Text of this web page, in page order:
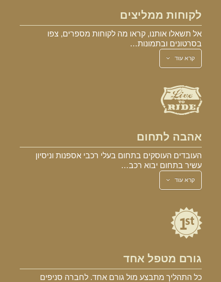
לקוחות ממליצים
אל תשאלו אותנו, קראו מה לקוחות מספרים, צפו
בסרטונים ובתמונות…
קרא עוד
אהבה לתחום
העובדים העוסקים בתחום בעלי רכבי אספנות וניסיון
עשיר בתחום יבוא רכב…
קרא עוד
גורם מטפל אחד
כל התהליך מתבצע מול גורם אחד. לחברה סניפים